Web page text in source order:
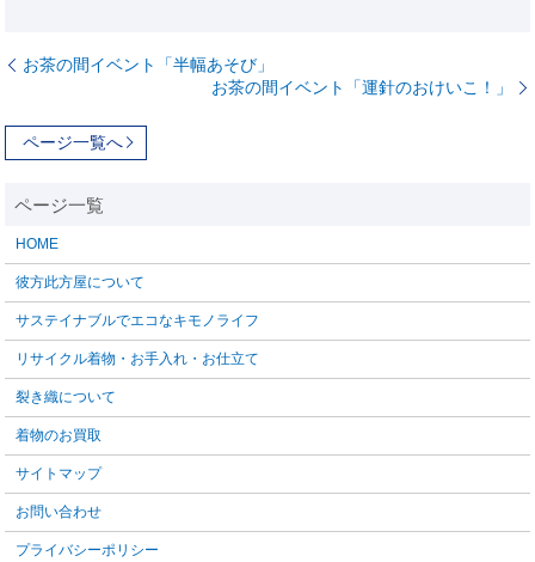
お茶の間イベント「半幅あそび」
お茶の間イベント「運針のおけいこ！」
ページ一覧へ
HOME
彼方此方屋について
サステイナブルでエコなキモノライフ
リサイクル着物・お手入れ・お仕立て
裂き織について
着物のお買取
サイトマップ
お問い合わせ
プライバシーポリシー